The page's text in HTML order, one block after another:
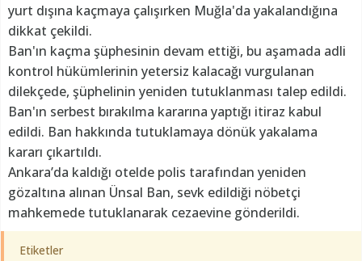
yurt dışına kaçmaya çalışırken Muğla'da yakalandığına
dikkat çekildi.
Ban'ın kaçma şüphesinin devam ettiği, bu aşamada adli
kontrol hükümlerinin yetersiz kalacağı vurgulanan
dilekçede, şüphelinin yeniden tutuklanması talep edildi.
Ban'ın serbest bırakılma kararına yaptığı itiraz kabul
edildi. Ban hakkında tutuklamaya dönük yakalama
kararı çıkartıldı.
Ankara’da kaldığı otelde polis tarafından yeniden
gözaltına alınan Ünsal Ban, sevk edildiği nöbetçi
mahkemede tutuklanarak cezaevine gönderildi.
Etiketler